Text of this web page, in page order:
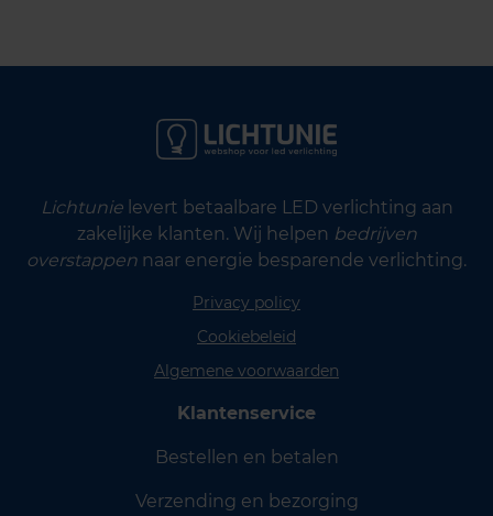
Lichtunielevert betaalbare LED verlichting aan
zakelijke klanten. Wij helpen bedrijven
overstappen naar energie besparende verlichting.
Privacy policy
Cookiebeleid
Algemene voorwaarden
Klantenservice
Bestellen en betalen
Verzending en bezorging